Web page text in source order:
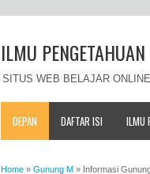
ILMU PENGETAHUAN
SITUS WEB BELAJAR
DEPAN DAFTAR ISI ILMU
Home » Gunung M » Informasi